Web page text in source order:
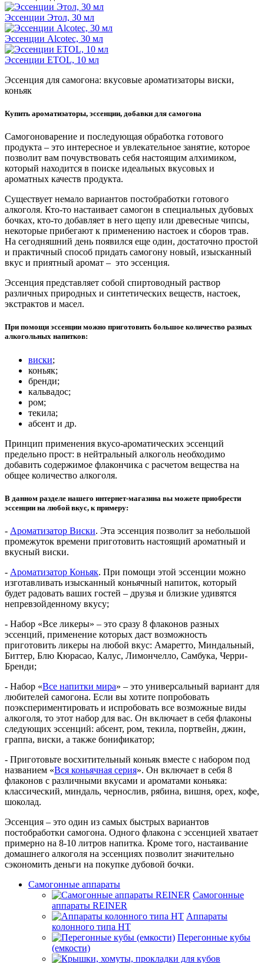
Эссенции Этол, 30 мл
Эссенции Alcotec, 30 мл
Эссенции ETOL, 10 мл
Эссенция для самогона: вкусовые ароматизаторы виски,
коньяк
Купить ароматизаторы, эссенции, добавки для самогона
Самогоноварение и последующая обработка готового
продукта – это интересное и увлекательное занятие, которое
позволит вам почувствовать себя настоящим алхимиком,
который находится в поиске идеальных вкусовых и
ароматных качеств продукта.
Существует немало вариантов постобработки готового
алкоголя. Кто-то настаивает самогон в специальных дубовых
бочках, кто-то добавляет в него щепу или древесные чипсы,
некоторые прибегают к применению настоек и сборов трав.
На сегодняшний день появился еще один, достаточно простой
и практичный способ придать самогону новый, изысканный
вкус и приятный аромат – это эссенция.
Эссенция представляет собой спиртоводный раствор
различных природных и синтетических веществ, настоек,
экстрактов и масел.
При помощи эссенции можно приготовить большое количество разных
алкогольных напитков:
виски;
коньяк;
бренди;
кальвадос;
ром;
текила;
абсент и др.
Принцип применения вкусо-ароматических эссенций
предельно прост: в нейтральный алкоголь необходимо
добавить содержимое флакончика с расчетом вещества на
общее количество алкоголя.
В данном разделе нашего интернет-магазина вы можете приобрести
эссенции на любой вкус, к примеру:
- Ароматизатор Виски. Эта эссенция позволит за небольшой
промежуток времени приготовить настоящий ароматный и
вкусный виски.
- Ароматизатор Коньяк. При помощи этой эссенции можно
изготавливать изысканный коньячный напиток, который
будет радовать ваших гостей – друзья и близкие удивятся
непревзойденному вкусу;
- Набор «Все ликеры» – это сразу 8 флаконов разных
эссенций, применение которых даст возможность
приготовить ликеры на любой вкус: Амаретто, Миндальный,
Биттер, Блю Кюрасао, Калус, Лимончелло, Самбука, Черри-
Бренди;
- Набор «Все напитки мира» – это универсальный вариант для
любителей самогона. Если вы хотите попробовать
поэкспериментировать и испробовать все возможные виды
алкоголя, то этот набор для вас. Он включает в себя флаконы
следующих эссенций: абсент, ром, текила, портвейн, джин,
граппа, виски, а также бонификатор;
- Приготовьте восхитительный коньяк вместе с набором под
названием «Вся коньячная серия». Он включает в себя 8
флаконов с различными вкусами и ароматами коньяка:
классический, миндаль, чернослив, рябина, вишня, орех, кофе,
шоколад.
Эссенция – это один из самых быстрых вариантов
постобработки самогона. Одного флакона с эссенцией хватает
примерно на 8-10 литров напитка. Кроме того, настаивание
домашнего алкоголя на эссенциях позволит значительно
сэкономить деньги на покупке дубовой бочки. ⁠
Самогонные аппараты
Самогонные
аппараты REINER
Аппараты
колонного типа НТ
Перегонные кубы
(емкости)